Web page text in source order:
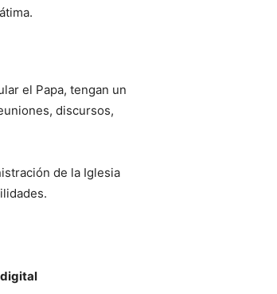
el Papa, tengan un
discursos,
de la Iglesia
digital